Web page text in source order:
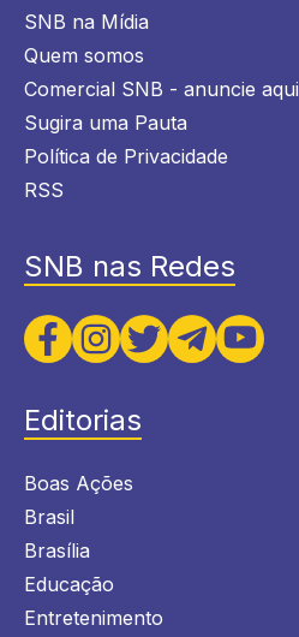
SNB na Mídia
Quem somos
Comercial SNB - anuncie aqui
Sugira uma Pauta
Política de Privacidade
RSS
SNB nas Redes
Editorias
Boas Ações
Brasil
Brasília
Educação
Entretenimento